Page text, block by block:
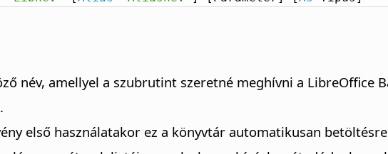
név, amellyel a szubrutint szeretné meghívni a LibreOffice
első használatakor ez a könyvtár automatikusan